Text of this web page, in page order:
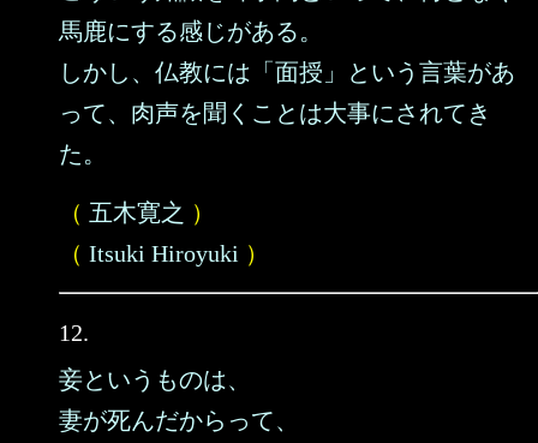
馬鹿にする感じがある。
しかし、仏教には「面授」という言葉があ
って、肉声を聞くことは大事にされてき
た。
（ 五木寛之 ）
（ Itsuki Hiroyuki ）
12.
妾というものは、
妻が死んだからって、